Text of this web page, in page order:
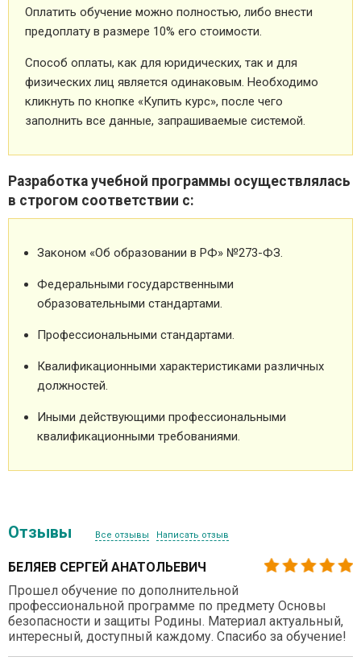
Оплатить обучение можно полностью, либо внести
предоплату в размере 10% его стоимости.
Способ оплаты, как для юридических, так и для
физических лиц является одинаковым. Необходимо
кликнуть по кнопке «Купить курс», после чего
заполнить все данные, запрашиваемые системой.
Разработка учебной программы осуществлялась
в строгом соответствии с:
Законом «Об образовании в РФ» №273-ФЗ.
Федеральными государственными
образовательными стандартами.
Профессиональными стандартами.
Квалификационными характеристиками различных
должностей.
Иными действующими профессиональными
квалификационными требованиями.
Отзывы Все отзывы Написать отзыв
БЕЛЯЕВ СЕРГЕЙ АНАТОЛЬЕВИЧ
Прошел обучение по дополнительной
профессиональной программе по предмету Основы
безопасности и защиты Родины. Материал актуальный,
интересный, доступный каждому. Спасибо за обучение!